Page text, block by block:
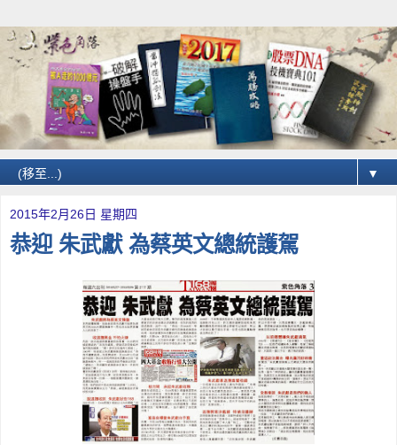
▼
2015年2月26日 星期四
恭迎 朱武獻 為蔡英文總統護駕